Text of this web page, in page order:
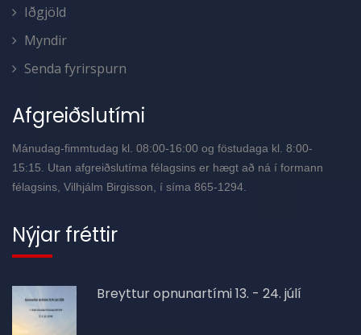
Iðgjöld
Myndir
Senda fyrirspurn
Afgreiðslutími
Mánudag-fimmtudag kl. 08:00-16:00 og föstudaga kl. 8:00-
15:15. Utan afgreiðslutíma félagsins er hægt að ná í formann
félagsins, Vilhjálm Birgisson, í síma 865-1294.
Nýjar fréttir
Breyttur opnunartími 13. - 24. júlí